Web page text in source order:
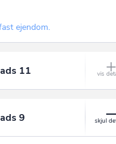
ejendom.
11
9